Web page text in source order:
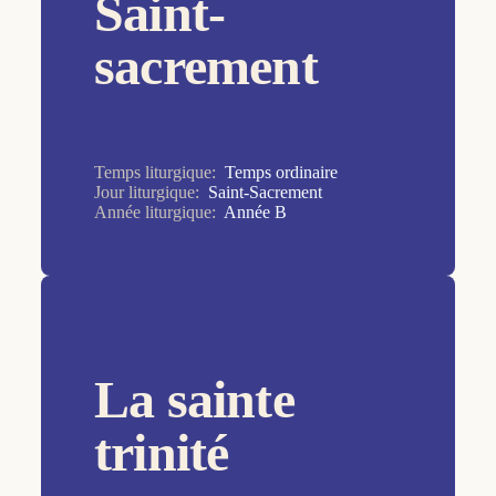
7ème dimanche
9ème dimanche
Assomption
Baptême du Seigneur
Epiphanie
Immaculée Conception de la Vierge Marie
Saint-
sacrement
Temps liturgique: Temps ordinaire
Jour liturgique: Saint-Sacrement
Année liturgique: Année B
La sainte
trinité